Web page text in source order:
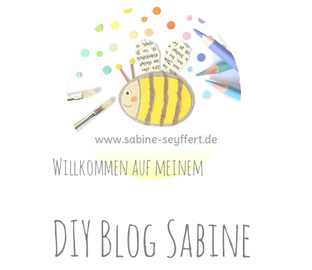
Willkommen auf meinem
DIY Blog Sabine